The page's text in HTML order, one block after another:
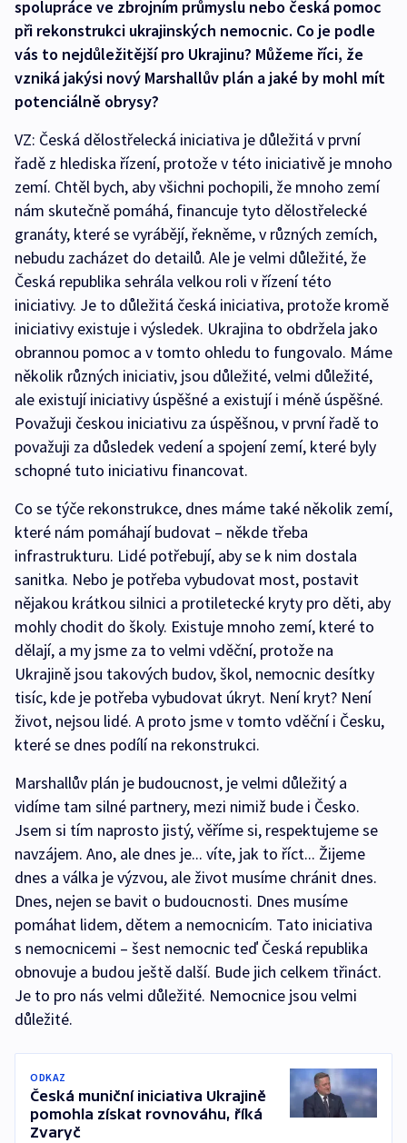
spolupráce ve zbrojním průmyslu nebo česká pomoc
při rekonstrukci ukrajinských nemocnic. Co je podle
vás to nejdůležitější pro Ukrajinu? Můžeme říci, že
vzniká jakýsi nový Marshallův plán a jaké by mohl mít
potenciálně obrysy?
VZ: Česká dělostřelecká iniciativa je důležitá v první
řadě z hlediska řízení, protože v této iniciativě je mnoho
zemí. Chtěl bych, aby všichni pochopili, že mnoho zemí
nám skutečně pomáhá, financuje tyto dělostřelecké
granáty, které se vyrábějí, řekněme, v různých zemích,
nebudu zacházet do detailů. Ale je velmi důležité, že
Česká republika sehrála velkou roli v řízení této
iniciativy. Je to důležitá česká iniciativa, protože kromě
iniciativy existuje i výsledek. Ukrajina to obdržela jako
obrannou pomoc a v tomto ohledu to fungovalo. Máme
několik různých iniciativ, jsou důležité, velmi důležité,
ale existují iniciativy úspěšné a existují i méně úspěšné.
Považuji českou iniciativu za úspěšnou, v první řadě to
považuji za důsledek vedení a spojení zemí, které byly
schopné tuto iniciativu financovat.
Co se týče rekonstrukce, dnes máme také několik zemí,
které nám pomáhají budovat – někde třeba
infrastrukturu. Lidé potřebují, aby se k nim dostala
sanitka. Nebo je potřeba vybudovat most, postavit
nějakou krátkou silnici a protiletecké kryty pro děti, aby
mohly chodit do školy. Existuje mnoho zemí, které to
dělají, a my jsme za to velmi vděční, protože na
Ukrajině jsou takových budov, škol, nemocnic desítky
tisíc, kde je potřeba vybudovat úkryt. Není kryt? Není
život, nejsou lidé. A proto jsme v tomto vděční i Česku,
které se dnes podílí na rekonstrukci.
Marshallův plán je budoucnost, je velmi důležitý a
vidíme tam silné partnery, mezi nimiž bude i Česko.
Jsem si tím naprosto jistý, věříme si, respektujeme se
navzájem. Ano, ale dnes je... víte, jak to říct... Žijeme
dnes a válka je výzvou, ale život musíme chránit dnes.
Dnes, nejen se bavit o budoucnosti. Dnes musíme
pomáhat lidem, dětem a nemocnicím. Tato iniciativa
s nemocnicemi – šest nemocnic teď Česká republika
obnovuje a budou ještě další. Bude jich celkem třináct.
Je to pro nás velmi důležité. Nemocnice jsou velmi
důležité.
ODKAZ
Česká muniční iniciativa Ukrajině
pomohla získat rovnováhu, říká
Zvaryč